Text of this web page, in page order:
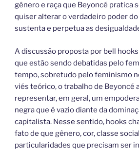
gênero e raça que Beyoncé pratica
quiser alterar o verdadeiro poder
sustenta e perpetua as
A discussão proposta por bell
que estão sendo debatidas pelo
tempo, sobretudo pelo feminismo
viés teórico, o trabalho de Beyoncé
representar, em geral, um
negra que é vazio diante da
capitalista. Nesse sentido, hooks
fato de que gênero, cor, classe
particularidades que precisam ser